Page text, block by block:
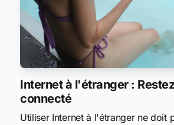
Internet à l'étranger :
connecté
Utiliser Internet à l'étranger ne doit